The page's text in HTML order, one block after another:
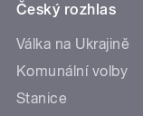
Český rozhlas
Válka na Ukrajině
Komunální volby
Stanice